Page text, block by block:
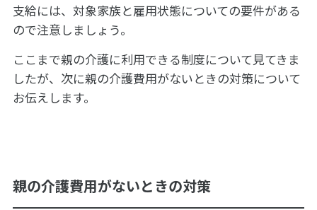
支給には、対象家族と雇用状態についての要件がある
ので注意しましょう。
ここまで親の介護に利用できる制度について見てきま
したが、次に親の介護費用がないときの対策について
お伝えします。
親の介護費用がないときの対策